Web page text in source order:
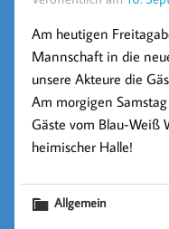
Am heutigen
Mannschaft in die
unsere Akteure die
Am morgigen
Gäste vom Blau-Weiß
heimischer Halle!
Allgemein